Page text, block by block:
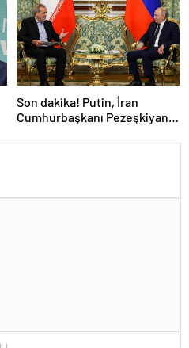
Son dakika! Putin, İran
Cumhurbaşkanı Pezeşkiyan